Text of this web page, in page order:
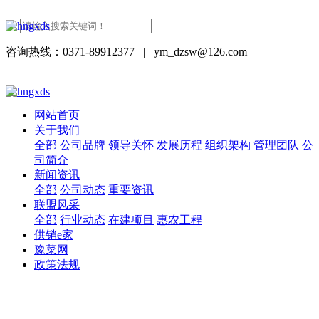
咨询热线：0371-89912377 | ym_dzsw@126.com
网站首页
关于我们
全部 公司品牌 领导关怀 发展历程 组织架构 管理团队 公
司简介
新闻资讯
全部 公司动态 重要资讯
联盟风采
全部 行业动态 在建项目 惠农工程
供销e家
豫菜网
政策法规